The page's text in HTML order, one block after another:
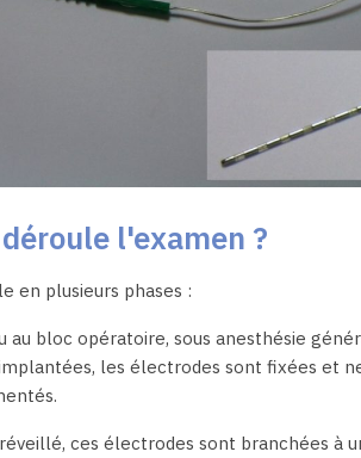
l'examen ?
en plusieurs phases :
au bloc opératoire, sous anesthésie
les électrodes sont fixées et
ces électrodes sont branchées à